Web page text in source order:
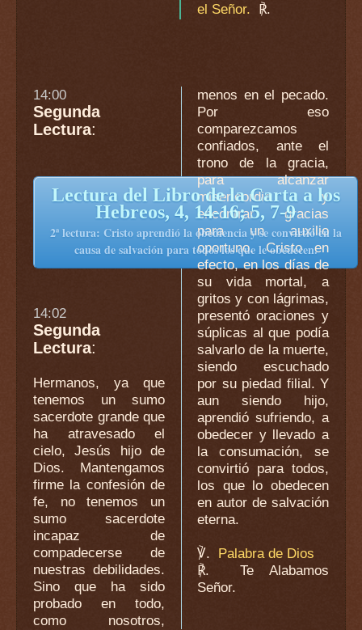
el Señor. ℟.
14:00
Segunda
Lectura:
Lectura del Libro de la Carta a los
Hebreos, 4, 14-16; 5, 7-9
2ª lectura: Cristo aprendió la obediencia y se convirtió en la
causa de salvación para todos los que le obedecen.
14:02
Segunda
Lectura:
Hermanos, ya que
tenemos un sumo
sacerdote grande que
ha atravesado el
cielo, Jesús hijo de
Dios. Mantengamos
firme la confesión de
fe, no tenemos un
sumo sacerdote
incapaz de
compadecerse de
nuestras debilidades.
Sino que ha sido
probado en todo,
como nosotros,
menos en el pecado.
Por eso
comparezcamos
confiados, ante el
trono de la gracia,
para alcanzar
misericordia y
encontrar gracias
para un auxilio
oportuno. Cristo en
efecto, en los días de
su vida mortal, a
gritos y con lágrimas,
presentó oraciones y
súplicas al que podía
salvarlo de la muerte,
siendo escuchado
por su piedad filial. Y
aun siendo hijo,
aprendió sufriendo, a
obedecer y llevado a
la consumación, se
convirtió para todos,
los que lo obedecen
en autor de salvación
eterna.
℣. Palabra de Dios
℟.
Te Alabamos
Señor.